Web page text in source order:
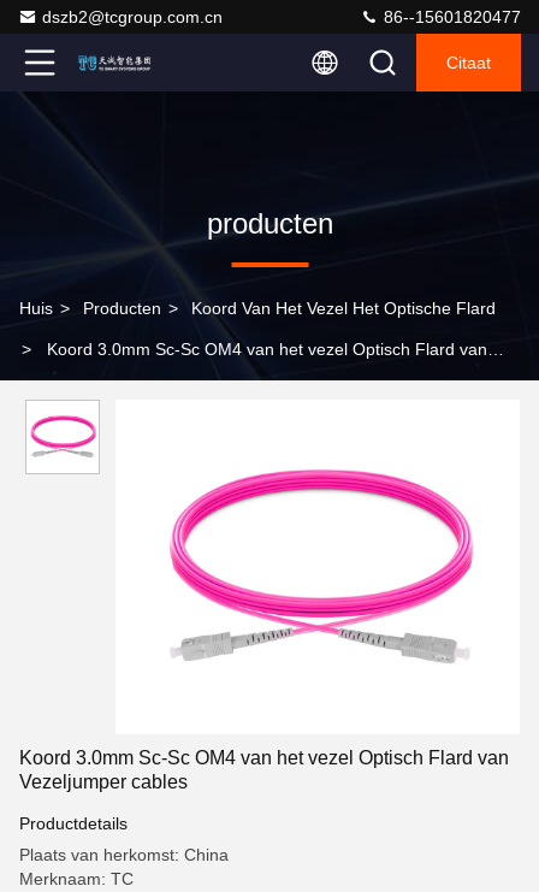
dszb2@tcgroup.com.cn 86--15601820477
Citaat
producten
Huis > Producten > Koord Van Het Vezel Het Optische Flard
> Koord 3.0mm Sc-Sc OM4 van het vezel Optisch Flard van
Koord 3.0mm Sc-Sc OM4 van het vezel Optisch Flard van
Vezeljumper cables
Productdetails
Plaats van herkomst: China
Merknaam: TC